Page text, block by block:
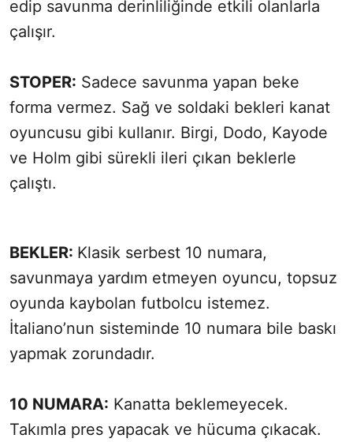
edip savunma derinliliğinde etkili olanlarla
çalışır.
STOPER: Sadece savunma yapan beke
forma vermez. Sağ ve soldaki bekleri kanat
oyuncusu gibi kullanır. Birgi, Dodo, Kayode
ve Holm gibi sürekli ileri çıkan beklerle
çalıştı.
BEKLER: Klasik serbest 10 numara,
savunmaya yardım etmeyen oyuncu, topsuz
oyunda kaybolan futbolcu istemez.
İtaliano’nun sisteminde 10 numara bile baskı
yapmak zorundadır.
10 NUMARA: Kanatta beklemeyecek.
Takımla pres yapacak ve hücuma çıkacak.